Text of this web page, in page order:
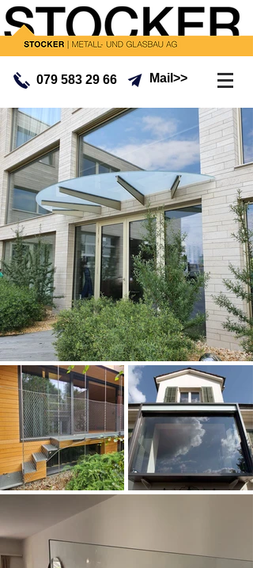
079 583 29 66 Mail>>